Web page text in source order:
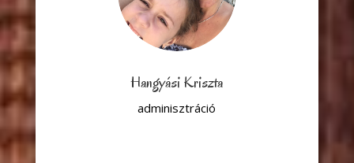
Hangyási Kriszta
adminisztráció